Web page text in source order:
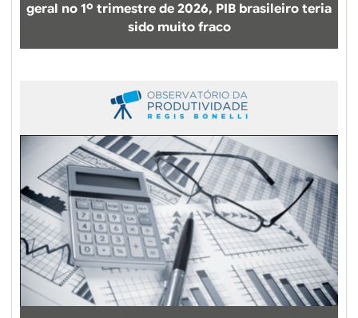
geral no 1º trimestre de 2026, PIB brasileiro teria
sido muito fraco